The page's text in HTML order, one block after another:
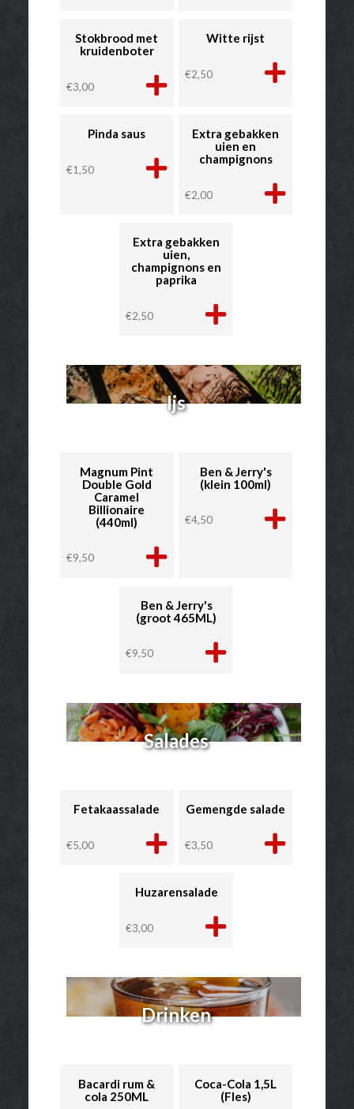
Stokbrood met
kruidenboter
€3,00
Witte rijst
€2,50
Pinda saus
€1,50
Extra gebakken
uien en
champignons
€2,00
Extra gebakken
uien,
champignons en
paprika
€2,50
Ijs
Magnum Pint
Double Gold
Caramel
Billionaire
(440ml)
€9,50
Ben & Jerry's
(klein 100ml)
€4,50
Ben & Jerry's
(groot 465ML)
€9,50
Salades
Fetakaassalade
€5,00
Gemengde salade
€3,50
Huzarensalade
€3,00
Drinken
Bacardi rum &
cola 250ML
Coca-Cola 1,5L
(Fles)